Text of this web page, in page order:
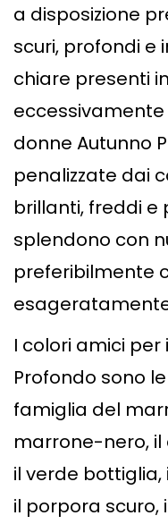
a disposizione
scuri, profondi e
chiare presenti
eccessivamente
donne Autunno
penalizzate dai
brillanti, freddi e
splendono con
preferibilmente
I colori amici per
Profondo sono
famiglia del
marrone-nero, il
il verde bottiglia,
il porpora scuro,